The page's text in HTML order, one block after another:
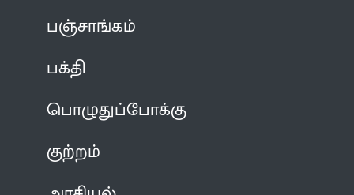
பஞ்சாங்கம்
பக்தி
பொழுதுப்போக்கு
குற்றம்